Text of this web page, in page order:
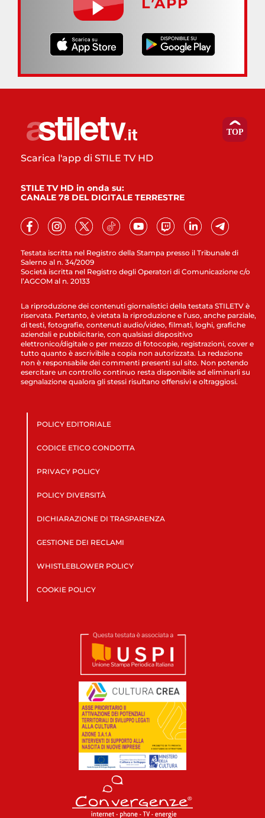
L’APP
Testata iscritta nel Registro della Stampa presso il Tribunale di
Salerno al n. 34/2009
Società iscritta nel Registro degli Operatori di Comunicazione c/o
l’AGCOM al n. 20133
Scarica l'app di STILE TV HD
STILE TV HD in onda su:
CANALE 78 DEL DIGITALE TERRESTRE
La riproduzione dei contenuti giornalistici della testata STILETV è
riservata. Pertanto, è vietata la riproduzione e l’uso, anche parziale,
di testi, fotografie, contenuti audio/video, filmati, loghi, grafiche
aziendali e pubblicitarie, con qualsiasi dispositivo
elettronico/digitale o per mezzo di fotocopie, registrazioni, cover e
tutto quanto è ascrivibile a copia non autorizzata. La redazione
non è responsabile dei commenti presenti sul sito. Non potendo
esercitare un controllo continuo resta disponibile ad eliminarli su
segnalazione qualora gli stessi risultano offensivi e oltraggiosi.
POLICY EDITORIALE
CODICE ETICO CONDOTTA
PRIVACY POLICY
POLICY DIVERSITÀ
DICHIARAZIONE DI TRASPARENZA
GESTIONE DEI RECLAMI
WHISTLEBLOWER POLICY
COOKIE POLICY